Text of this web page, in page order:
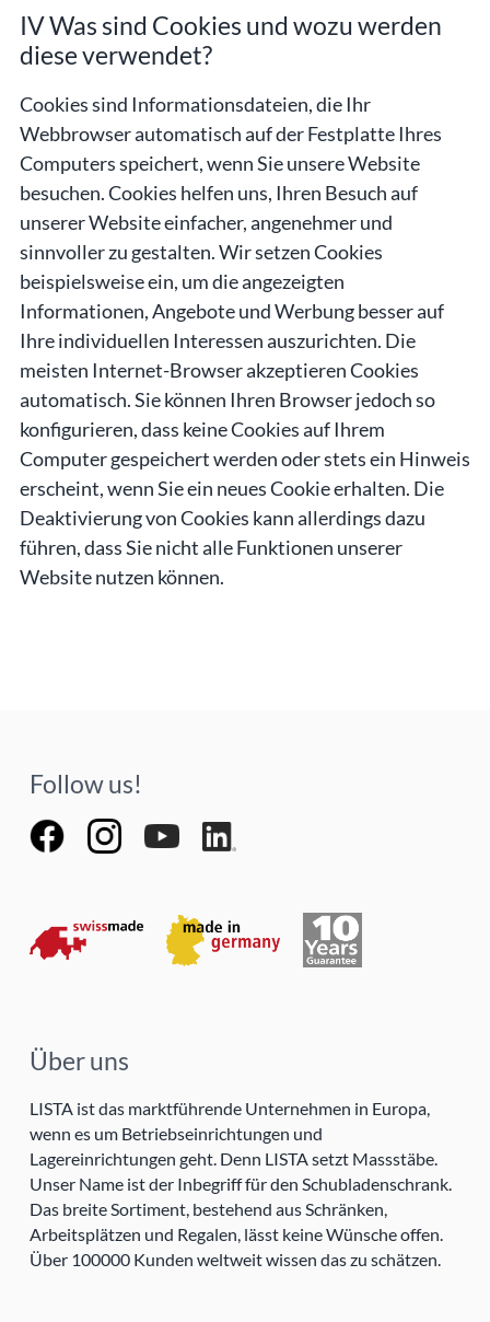
IV Was sind Cookies und wozu werden
diese verwendet?
Cookies sind Informationsdateien, die Ihr
Webbrowser automatisch auf der Festplatte Ihres
Computers speichert, wenn Sie unsere Website
besuchen. Cookies helfen uns, Ihren Besuch auf
unserer Website einfacher, angenehmer und
sinnvoller zu gestalten. Wir setzen Cookies
beispielsweise ein, um die angezeigten
Informationen, Angebote und Werbung besser auf
Ihre individuellen Interessen auszurichten. Die
meisten Internet-Browser akzeptieren Cookies
automatisch. Sie können Ihren Browser jedoch so
konfigurieren, dass keine Cookies auf Ihrem
Computer gespeichert werden oder stets ein Hinweis
erscheint, wenn Sie ein neues Cookie erhalten. Die
Deaktivierung von Cookies kann allerdings dazu
führen, dass Sie nicht alle Funktionen unserer
Website nutzen können.
Follow us!
Über uns
LISTA ist das marktführende Unternehmen in Europa,
wenn es um Betriebseinrichtungen und
Lagereinrichtungen geht. Denn LISTA setzt Massstäbe.
Unser Name ist der Inbegriff für den Schubladenschrank.
Das breite Sortiment, bestehend aus Schränken,
Arbeitsplätzen und Regalen, lässt keine Wünsche offen.
Über 100000 Kunden weltweit wissen das zu schätzen.